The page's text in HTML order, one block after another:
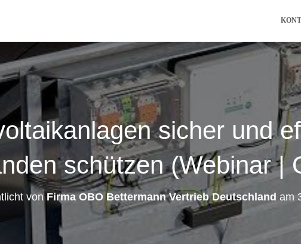
sicher und
schützen (Webinar |
von Firma OBO Bettermann Vertrieb Deutschland am